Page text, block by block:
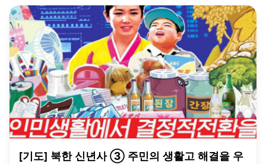
[기도] 북한 신년사 ③ 주민의 생활고 해결을 우